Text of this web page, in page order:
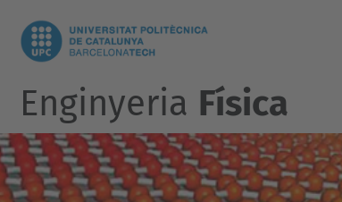
Enginyeria Física